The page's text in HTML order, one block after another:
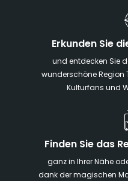
Erkunden Sie
und entdecken Sie
wunderschöne Region
Kulturfans und
Finden Sie das
ganz in Ihrer Nähe
dank der magischen